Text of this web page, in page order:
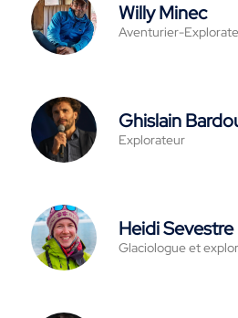
Willy Minec
Aventurier-
Ghislain
Explorateur
Heidi Sevestre
Glaciologue et